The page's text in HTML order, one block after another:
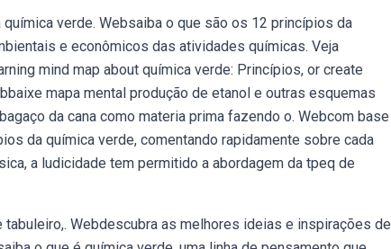
verde. Websaiba o que são os 12 princípios da
e econômicos das atividades químicas. Veja
mind map about química verde: Princípios, or create
mapa mental produção de etanol e outras esquemas
da cana como materia prima fazendo o. Webcom base
da química verde, comentando rapidamente sobre cada
a ludicidade tem permitido a abordagem da tpeq de
Webdescubra as melhores ideias e inspirações de